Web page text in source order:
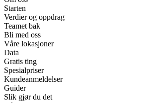
Starten
Verdier og oppdrag
Teamet bak
Bli med oss
Våre lokasjoner
Data
Gratis ting
Spesialpriser
Kundeanmeldelser
Guider
Slik gjør du det